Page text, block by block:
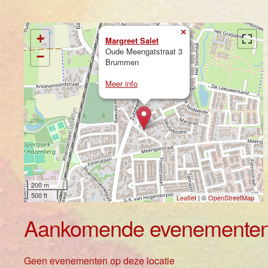
Margreet Salet
Oude Meengatstraat 3
Brummen
Meer info
×
+
−
200 m
500 ft
Leaflet | ©OpenStreetMap
Aankomende
Geen evenementen op deze locatie